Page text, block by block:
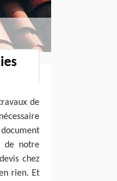
de
de notre
chez
rien. Et